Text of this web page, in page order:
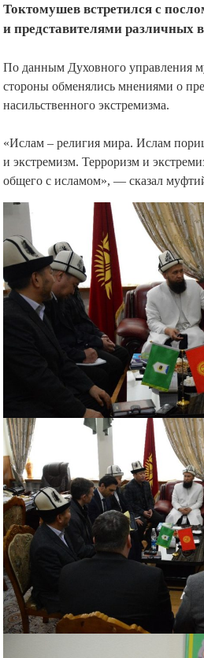
Токтомушев встретился с
и представителями
По данным Духовного управления
стороны обменялись мнениями о
насильственного экстремизма.
«Ислам – религия мира. Ислам
и экстремизм. Терроризм и
общего с исламом», — сказал